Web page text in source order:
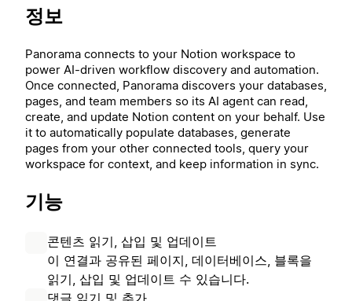
정보
Panorama connects to your Notion workspace to
power AI-driven workflow discovery and automation.
Once connected, Panorama discovers your databases,
pages, and team members so its AI agent can read,
create, and update Notion content on your behalf. Use
it to automatically populate databases, generate
pages from your other connected tools, query your
workspace for context, and keep information in sync.
기능
콘텐츠 읽기, 삽입 및 업데이트
이 연결과 공유된 페이지, 데이터베이스, 블록을
읽기, 삽입 및 업데이트 수 있습니다.
댓글 읽기 및 추가